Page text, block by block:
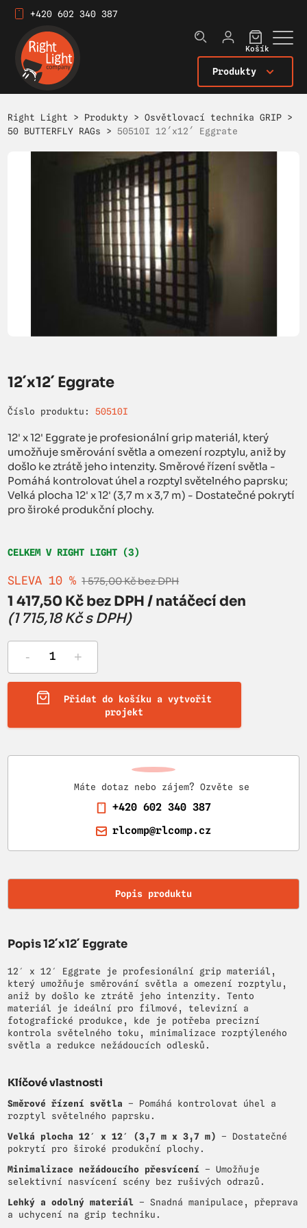
+420 602 340 387
Produkty
Košík
Right Light > Produkty >Osvětlovací technika GRIP >
50 BUTTERFLY RAGs >50510I 12´x12´ Eggrate
12´x12´ Eggrate
Číslo produktu: 50510I
12' x 12' Eggrate je profesionální grip materiál, který
umožňuje směrování světla a omezení rozptylu, aniž by
došlo ke ztrátě jeho intenzity. Směrové řízení světla -
Pomáhá kontrolovat úhel a rozptyl světelného paprsku;
Velká plocha 12' x 12' (3,7 m x 3,7 m) - Dostatečné pokrytí
pro široké produkční plochy.
CELKEM V RIGHT LIGHT (3)
SLEVA 10 % 1 575,00 Kč bez DPH
1 417,50 Kč bez DPH / natáčecí den
(1 715,18 Kč s DPH)
- +
Přidat do košíku a vytvořit
projekt
Máte dotaz nebo zájem? Ozvěte se
+420 602 340 387
rlcomp@rlcomp.cz
Popis produktu
Popis 12´x12´ Eggrate
12′ x 12′ Eggrate je profesionální grip materiál,
který umožňuje směrování světla a omezení rozptylu,
aniž by došlo ke ztrátě jeho intenzity. Tento
materiál je ideální pro filmové, televizní a
fotografické produkce, kde je potřeba precizní
kontrola světelného toku, minimalizace rozptýleného
světla a redukce nežádoucích odlesků.
Klíčové vlastnosti
Směrové řízení světla – Pomáhá kontrolovat úhel a
rozptyl světelného paprsku.
Velká plocha 12′ x 12′ (3,7 m x 3,7 m) – Dostatečné
pokrytí pro široké produkční plochy.
Minimalizace nežádoucího přesvícení – Umožňuje
selektivní nasvícení scény bez rušivých odrazů.
Lehký a odolný materiál – Snadná manipulace, přeprava
a uchycení na grip techniku.